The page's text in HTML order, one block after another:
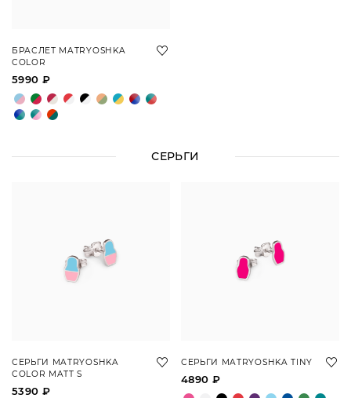
БРАСЛЕТ MATRYOSHKA
COLOR
5990 ₽
СЕРЬГИ
СЕРЬГИ MATRYOSHKA
COLOR MATT S
5390 ₽
СЕРЬГИ MATRYOSHKA TINY
4890 ₽